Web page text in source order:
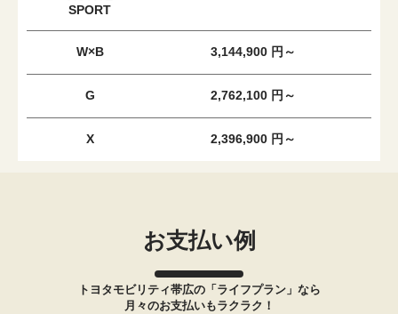
SPORT
W×B 3,144,900 円～
G 2,762,100 円～
X 2,396,900 円～
お支払い例
トヨタモビリティ帯広の「ライフプラン」なら
月々のお支払いもラクラク！